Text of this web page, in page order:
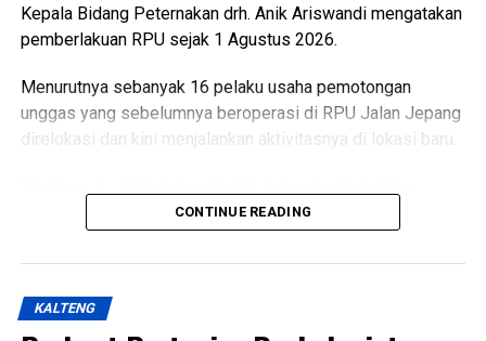
Kepala Bidang Peternakan drh. Anik Ariswandi mengatakan
pemberlakuan RPU sejak 1 Agustus 2026.
Menurutnya sebanyak 16 pelaku usaha pemotongan
unggas yang sebelumnya beroperasi di RPU Jalan Jepang
direlokasi dan kini menjalankan aktivitasnya di lokasi baru.
kualitas pelayanan sekaligus menghadirkan fasilitas
lingkungan,” katanya Kamis (6/8/2026).
Ia menjelaskan terkait kondisi RPU lama sudah tidak lagi
CONTINUE READING
KALTENG